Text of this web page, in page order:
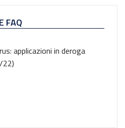
FAQ
applicazioni in deroga
22)